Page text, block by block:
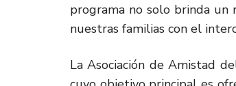
programa no solo brinda un
nuestras familias con el
La Asociación de Amistad